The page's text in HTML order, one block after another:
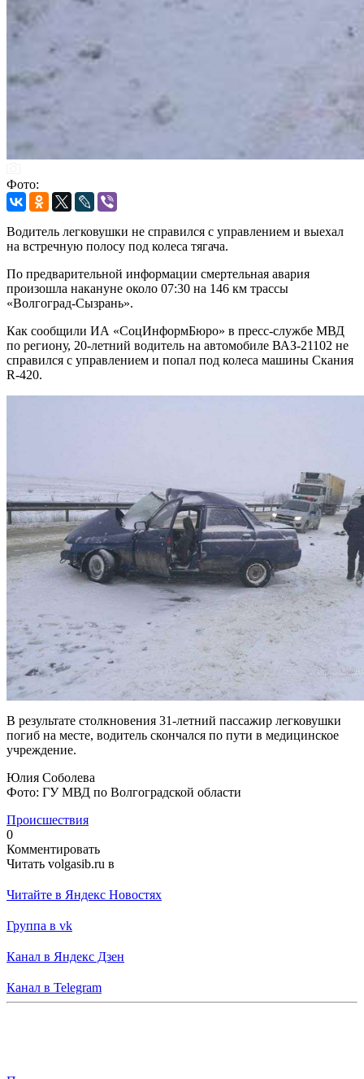
Фото:
Водитель легковушки не справился с управлением и выехал
на встречную полосу под колеса тягача.
По предварительной информации смертельная авария
произошла накануне около 07:30 на 146 км трассы
«Волгоград-Сызрань».
Как сообщили ИА «СоцИнформБюро» в пресс-службе МВД
по региону, 20-летний водитель на автомобиле ВАЗ-21102 не
справился с управлением и попал под колеса машины Скания
R-420.
В результате столкновения 31-летний пассажир легковушки
погиб на месте, водитель скончался по пути в медицинское
учреждение.
Юлия Соболева
Фото: ГУ МВД по Волгоградской области
Происшествия
0
Комментировать
Читать volgasib.ru в
Читайте в Яндекс Новостях
Группа в vk
Канал в Яндекс Дзен
Канал в Telegram